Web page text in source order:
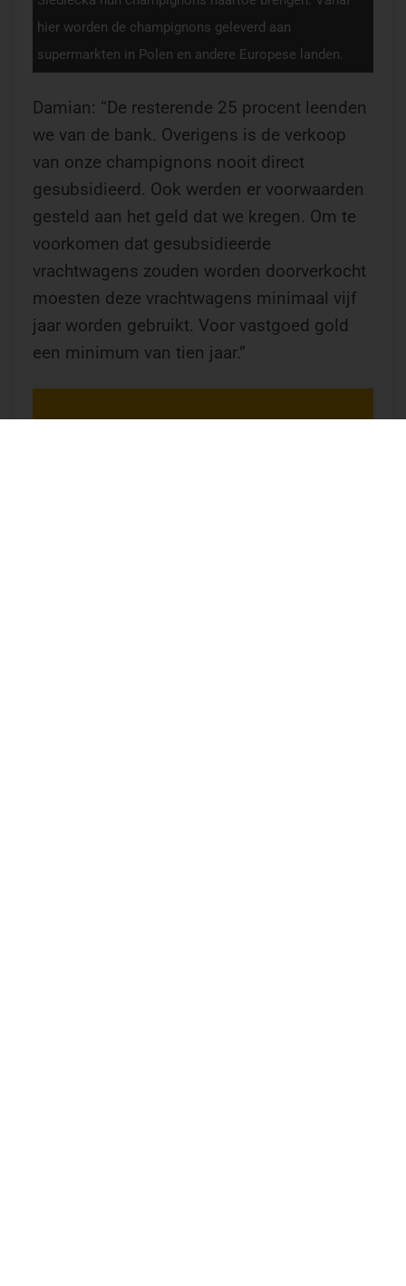
hier worden de champignons geleverd aan
supermarkten in Polen en andere Europese landen.
Damian: “De resterende 25 procent leenden
we van de bank. Overigens is de verkoop
van onze champignons nooit direct
gesubsidieerd. Ook werden er voorwaarden
gesteld aan het geld dat we kregen. Om te
voorkomen dat gesubsidieerde
vrachtwagens zouden worden doorverkocht
moesten deze vrachtwagens minimaal vijf
jaar worden gebruikt. Voor vastgoed gold
een minimum van tien jaar.”